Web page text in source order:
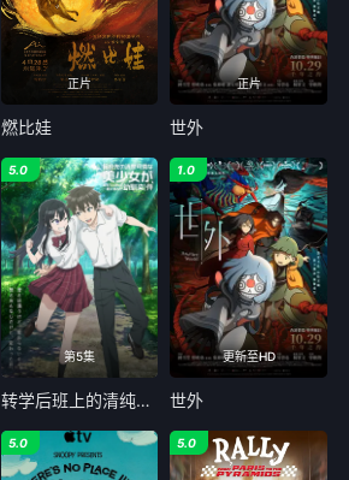
正片
燃比娃
正片
世外
第5集
5.0
转学后班上的清纯可爱美少女竟是小时候玩在一起的哥儿们
更新至HD
1.0
世外
5.0 5.0